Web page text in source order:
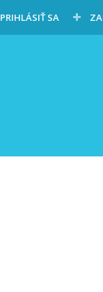
PRIHLÁSIŤ SA